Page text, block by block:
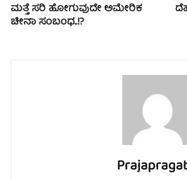
ಮತ್ತೆ ಸರಿ ಹೋಗುವುದೇ ಅಮೇರಿಕ
ಚೀನಾ ಸಂಬಂಧ..!?